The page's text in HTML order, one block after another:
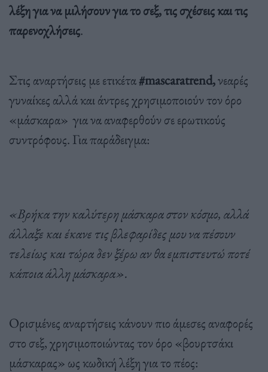
λέξη για να μιλήσουν για το σεξ, τις σχέσεις και τις
παρενοχλήσεις.
Στις αναρτήσεις με ετικέτα#mascaratrend,νεαρές
γυναίκες αλλά και άντρες χρησιμοποιούν τον όρο
«μάσκαρα» για να αναφερθούν σε ερωτικούς
συντρόφους. Για παράδειγμα:
«Βρήκα την καλύτερη μάσκαρα στον κόσμο, αλλά
άλλαξε και έκανε τις βλεφαρίδες μου να πέσουν
τελείως και τώρα δεν ξέρω αν θα εμπιστευτώ ποτέ
κάποια άλλη μάσκαρα».
Ορισμένες αναρτήσεις κάνουν πιο άμεσες αναφορές
στο σεξ, χρησιμοποιώντας τον όρο «βουρτσάκι
μάσκαρας» ως κωδική λέξη για το πέος: